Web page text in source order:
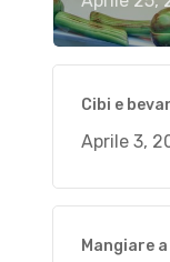
Cibi e
Aprile 3,
Mangiare